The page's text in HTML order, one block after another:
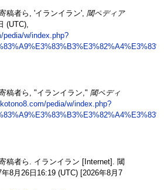
稿者ら, 'イランイラン', 閾ペディア
(UTC),
pedia/w/index.php?
稿者ら, "イランイラン," 閾ペディ
pedia/w/index.php?
稿者ら. イランイラン [Internet]. 閾
8月26日16:19 (UTC) [2026年8月7